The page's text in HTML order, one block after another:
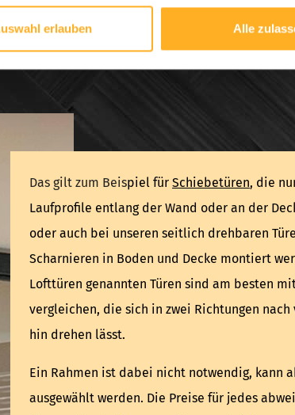
erlauben Alle
Das gilt zum Beispiel für Schiebetüren, die
Laufprofile entlang der Wand oder an der
oder auch bei unseren seitlich drehbaren
Scharnieren in Boden und Decke montiert
Lofttüren genannten Türen sind am besten
vergleichen, die sich in zwei Richtungen
hin drehen lässt.
Ein Rahmen ist dabei nicht notwendig, kann
ausgewählt werden. Die Preise für jedes